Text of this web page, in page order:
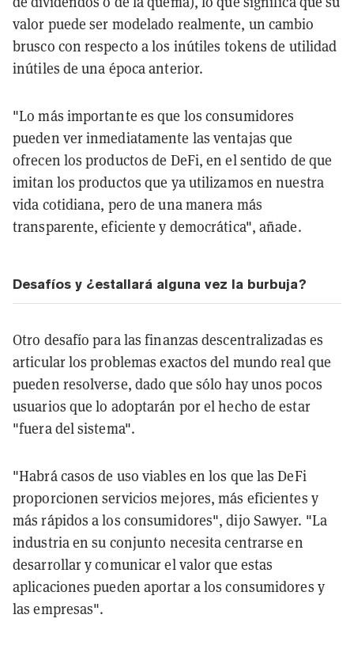
valor puede ser modelado realmente, un cambio
brusco con respecto a los inútiles tokens de utilidad
inútiles de una época anterior.
"Lo más importante es que los consumidores
pueden ver inmediatamente las ventajas que
ofrecen los productos de DeFi, en el sentido de que
imitan los productos que ya utilizamos en nuestra
vida cotidiana, pero de una manera más
transparente, eficiente y democrática", añade.
Desafíos y ¿estallará alguna vez la burbuja?
Otro desafío para las finanzas descentralizadas es
articular los problemas exactos del mundo real que
pueden resolverse, dado que sólo hay unos pocos
usuarios que lo adoptarán por el hecho de estar
"fuera del sistema".
"Habrá casos de uso viables en los que las DeFi
proporcionen servicios mejores, más eficientes y
más rápidos a los consumidores", dijo Sawyer. "La
industria en su conjunto necesita centrarse en
desarrollar y comunicar el valor que estas
aplicaciones pueden aportar a los consumidores y
las empresas".